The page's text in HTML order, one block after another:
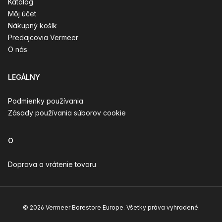
Katalóg
Môj účet
Nákupný košík
Predajcovia Vermeer
O nás
LEGÁLNY
Podmienky používania
Zásady používania súborov cookie
O
Doprava a vrátenie tovaru
© 2026 Vermeer Borestore Europe. Všetky práva vyhradené.